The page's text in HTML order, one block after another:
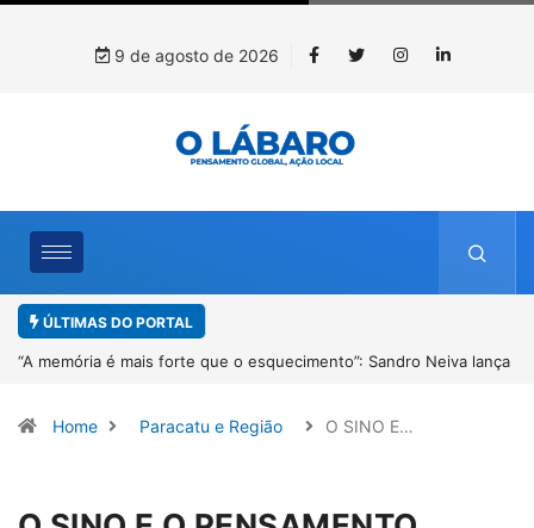
9 de agosto de 2026
ÚLTIMAS DO PORTAL
4º Fliparacatu tem inscrições abertas para o Prêmio de Redação e
Home Paracatu e Região O SINO E…